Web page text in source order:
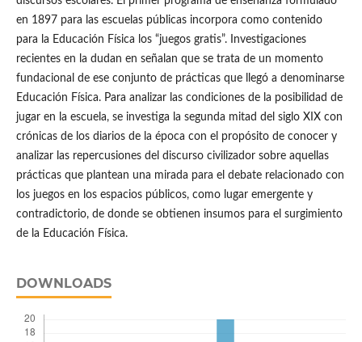
en 1897 para las escuelas públicas incorpora como contenido
para la Educación Física los “juegos gratis”. Investigaciones
recientes en la dudan en señalan que se trata de un momento
fundacional de ese conjunto de prácticas que llegó a denominarse
Educación Física. Para analizar las condiciones de la posibilidad de
jugar en la escuela, se investiga la segunda mitad del siglo XIX con
crónicas de los diarios de la época con el propósito de conocer y
analizar las repercusiones del discurso civilizador sobre aquellas
prácticas que plantean una mirada para el debate relacionado con
los juegos en los espacios públicos, como lugar emergente y
contradictorio, de donde se obtienen insumos para el surgimiento
de la Educación Física.
DOWNLOADS